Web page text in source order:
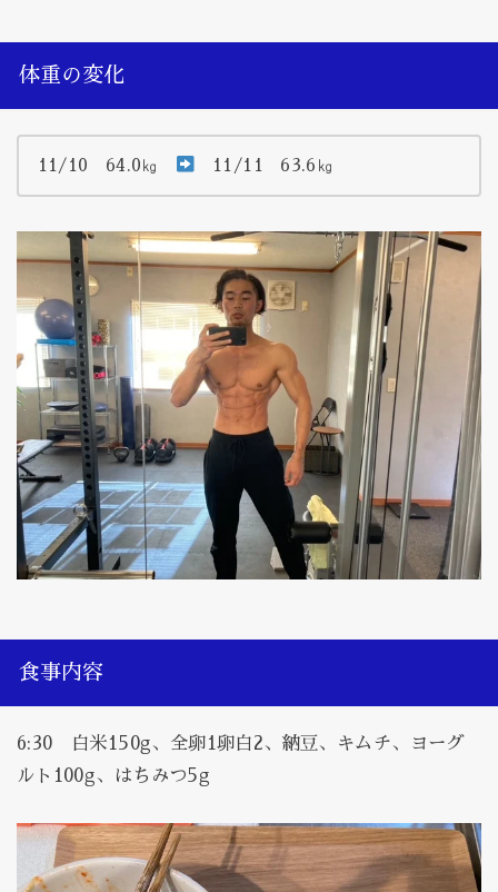
体重の変化
11/10 64.0㎏ 11/11 63.6㎏
食事内容
6:30 白米150g、全卵1卵白2、納豆、キムチ、ヨーグ
ルト100g、はちみつ5g